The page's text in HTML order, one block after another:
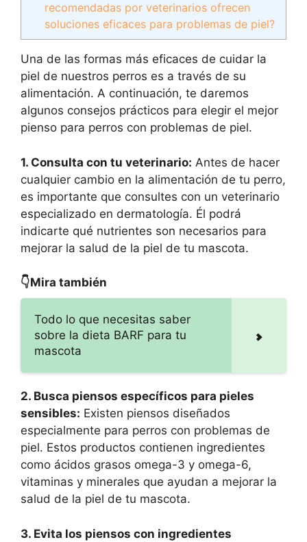
recomendadas por veterinarios ofrecen
soluciones eficaces para problemas de piel?
Una de las formas más eficaces de cuidar la
piel de nuestros perros es a través de su
alimentación. A continuación, te daremos
algunos consejos prácticos para elegir el mejor
pienso para perros con problemas de piel.
1. Consulta con tu veterinario: Antes de hacer
cualquier cambio en la alimentación de tu perro,
es importante que consultes con un veterinario
especializado en dermatología. Él podrá
indicarte qué nutrientes son necesarios para
mejorar la salud de la piel de tu mascota.
👇Mira también
Todo lo que necesitas saber
sobre la dieta BARF para tu
mascota
2. Busca piensos específicos para pieles
sensibles: Existen piensos diseñados
especialmente para perros con problemas de
piel. Estos productos contienen ingredientes
como ácidos grasos omega-3 y omega-6,
vitaminas y minerales que ayudan a mejorar la
salud de la piel de tu mascota.
3. Evita los piensos con ingredientes